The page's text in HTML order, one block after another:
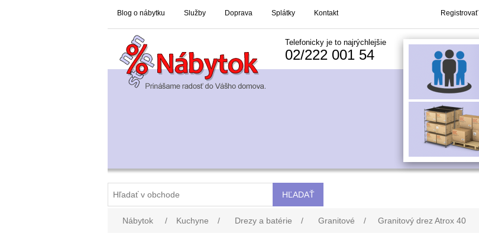
Blog o nábytku Služby Doprava Splátky Kontakt Registrovať
Telefonicky je to najrýchlejšie
02/222 001 54
Nábytok / Kuchyne / Drezy a batérie / Granitové / Granitový drez Atrox 40